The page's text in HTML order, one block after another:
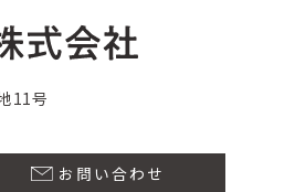
11号
お問い合わせ